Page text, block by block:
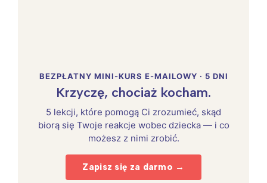
BEZPŁATNY MINI-KURS E-MAILOWY · 5 DNI
Krzyczę, chociaż kocham.
5 lekcji, które pomogą Ci zrozumieć, skąd
biorą się Twoje reakcje wobec dziecka — i co
możesz z nimi zrobić.
Zapisz się za darmo →